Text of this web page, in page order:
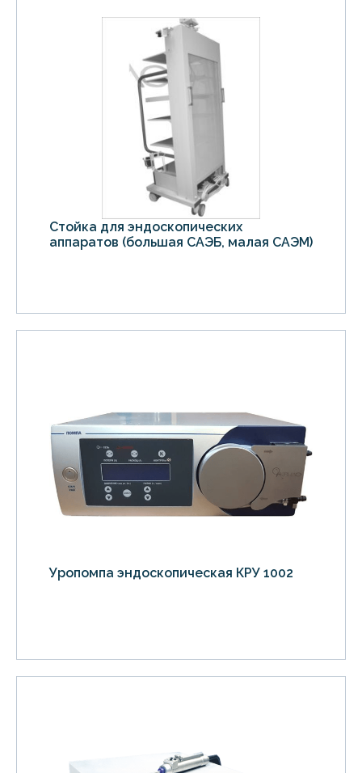
Стойка для эндоскопических
аппаратов (большая САЭБ, малая САЭМ)
Уропомпа эндоскопическая КРУ 1002